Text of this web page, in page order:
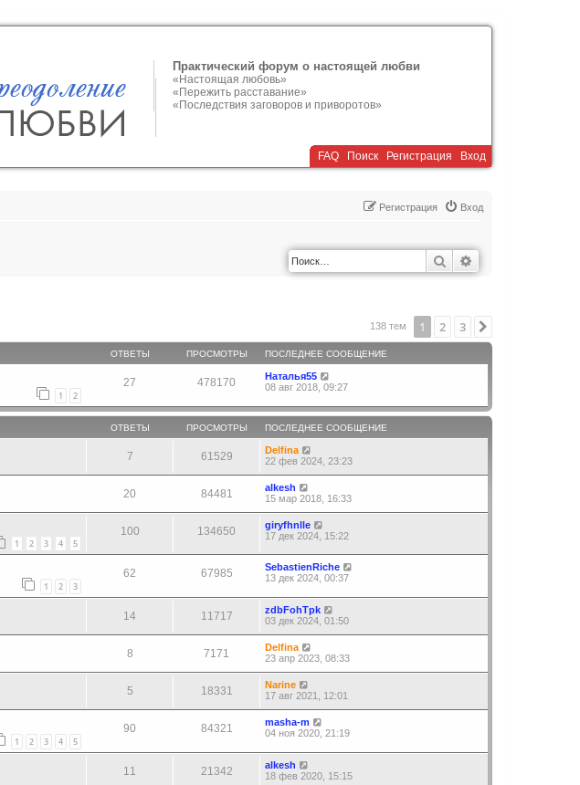
Практический форум о настоящей любви
«Настоящая любовь»
«Пережить расставание»
«Последствия заговоров и приворотов»
FAQ Поиск Регистрация Вход
Вход
Регистрация
Поиск
138 тем 1 2 3
ОТВЕТЫ ПРОСМОТРЫ ПОСЛЕДНЕЕ СООБЩЕНИЕ
1 2
27 478170
Наталья55
08 авг 2018, 09:27
ОТВЕТЫ ПРОСМОТРЫ ПОСЛЕДНЕЕ СООБЩЕНИЕ
7 61529
Delfina
22 фев 2024, 23:23
20 84481
alkesh
15 мар 2018, 16:33
1 2 3 4 5
100 134650
giryfhnlle
17 дек 2024, 15:22
1 2 3
62 67985
SebastienRiche
13 дек 2024, 00:37
14 11717
zdbFohTpk
03 дек 2024, 01:50
8 7171
Delfina
23 апр 2023, 08:33
5 18331
Narine
17 авг 2021, 12:01
1 2 3 4 5
90 84321
masha-m
04 ноя 2020, 21:19
11 21342
alkesh
18 фев 2020, 15:15